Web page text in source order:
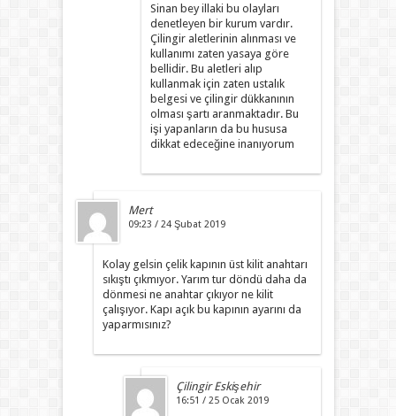
Sinan bey illaki bu olayları
denetleyen bir kurum vardır.
Çilingir aletlerinin alınması ve
kullanımı zaten yasaya göre
bellidir. Bu aletleri alıp
kullanmak için zaten ustalık
belgesi ve çilingir dükkanının
olması şartı aranmaktadır. Bu
işi yapanların da bu hususa
dikkat edeceğine inanıyorum
Mert
09:23 / 24 Şubat 2019
Kolay gelsin çelik kapının üst kilit anahtarı
sıkıştı çıkmıyor. Yarım tur döndü daha da
dönmesi ne anahtar çıkıyor ne kilit
çalışıyor. Kapı açık bu kapının ayarını da
yaparmısınız?
Çilingir Eskişehir
16:51 / 25 Ocak 2019